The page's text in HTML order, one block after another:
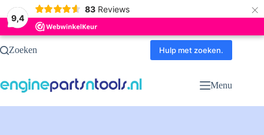
9,4
83 Reviews ×
Ga
naarZoeken Hulp met zoeken.
Menu